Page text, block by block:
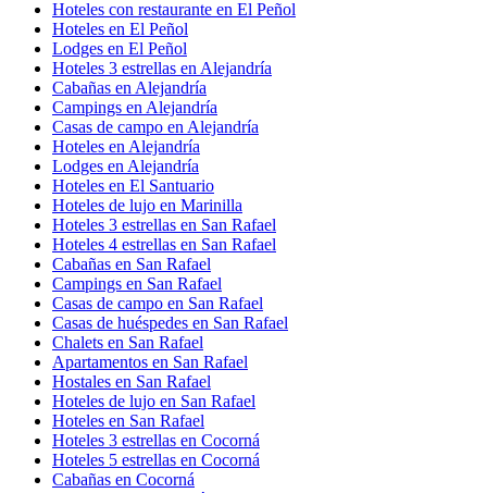
Hoteles con restaurante en El Peñol
Hoteles en El Peñol
Lodges en El Peñol
Hoteles 3 estrellas en Alejandría
Cabañas en Alejandría
Campings en Alejandría
Casas de campo en Alejandría
Hoteles en Alejandría
Lodges en Alejandría
Hoteles en El Santuario
Hoteles de lujo en Marinilla
Hoteles 3 estrellas en San Rafael
Hoteles 4 estrellas en San Rafael
Cabañas en San Rafael
Campings en San Rafael
Casas de campo en San Rafael
Casas de huéspedes en San Rafael
Chalets en San Rafael
Apartamentos en San Rafael
Hostales en San Rafael
Hoteles de lujo en San Rafael
Hoteles en San Rafael
Hoteles 3 estrellas en Cocorná
Hoteles 5 estrellas en Cocorná
Cabañas en Cocorná